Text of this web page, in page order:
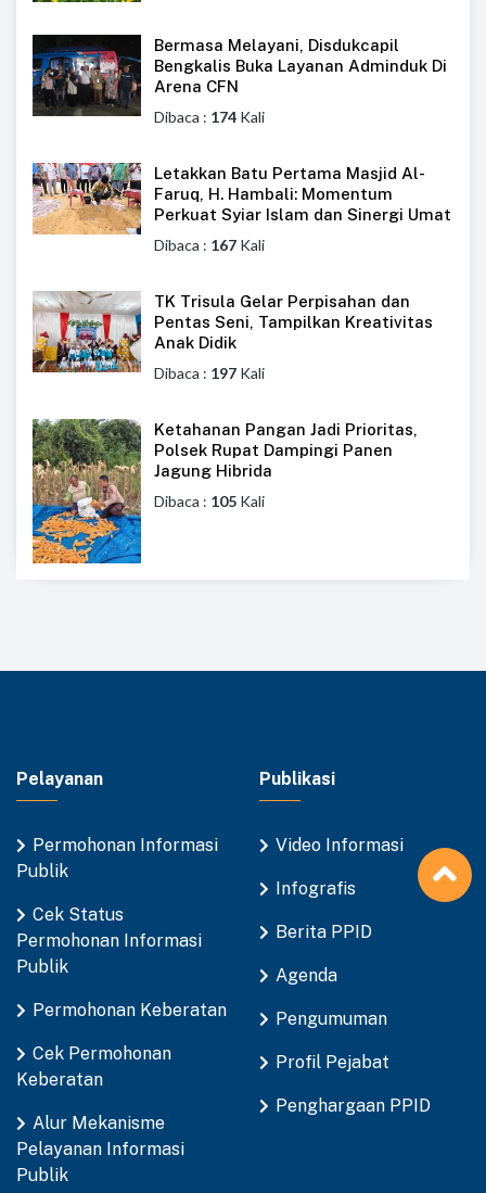
Bermasa Melayani, Disdukcapil
Bengkalis Buka Layanan Adminduk Di
Arena CFN
Dibaca : 174 Kali
Letakkan Batu Pertama Masjid Al-
Faruq, H. Hambali: Momentum
Perkuat Syiar Islam dan Sinergi Umat
Dibaca : 167 Kali
TK Trisula Gelar Perpisahan dan
Pentas Seni, Tampilkan Kreativitas
Anak Didik
Dibaca : 197 Kali
Ketahanan Pangan Jadi Prioritas,
Polsek Rupat Dampingi Panen
Jagung Hibrida
Dibaca : 105 Kali
Pelayanan
Permohonan Informasi
Publik
Cek Status
Permohonan Informasi
Publik
Permohonan Keberatan
Cek Permohonan
Keberatan
Alur Mekanisme
Pelayanan Informasi
Publik
Publikasi
Video Informasi
Infografis
Berita PPID
Agenda
Pengumuman
Profil Pejabat
Penghargaan PPID